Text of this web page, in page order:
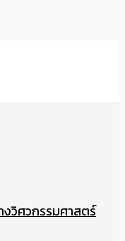
วิศวกรรมศาสตร์